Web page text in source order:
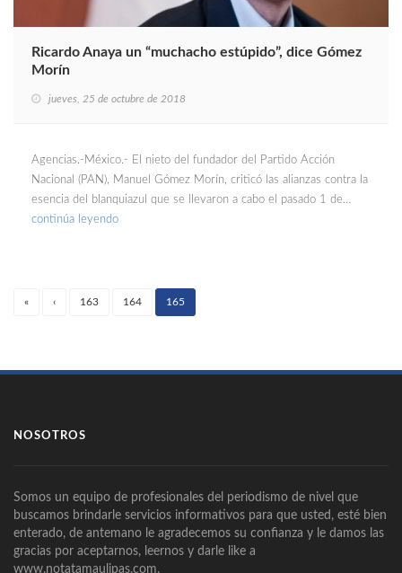
Ricardo Anaya un “muchacho estúpido”, dice Gómez
Morín
jueves, 25 de octubre de 2018
Agencias.-México.- El nieto del fundador del Partido Acción
Nacional (PAN), Manuel Gómez Morín, criticó las alianzas contra la
esencia del blanquiazul que se llevaron a cabo el pasado 1 de…
continúa leyendo
« ‹ 163 164 165
NOSOTROS
Somos un equipo de profesionales del periodismo de nivel que
buscamos brindarle servicios informativos para que usted, esté bien
enterado, de antemano le agradecemos su confianza y le damos las
gracias por aceptarnos, leernos y darle like a
www.notatamaulipas.com.